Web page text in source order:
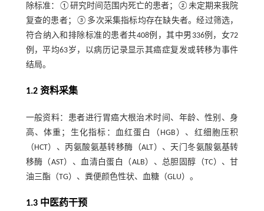
除标准：①研究时间范围内死亡的患者；②未定期来我院
复查的患者；③多次采集指标均存在缺失者。经过筛选，
符合纳入和排除标准的患者共408例，其中男336例，女72
例，平均63岁，以病历记录显示其癌症复发或转移为事件
结局。
1.2 资料采集
一般资料：患者进行胃癌大根治术时间、年龄、性别、身
高、体重；生化指标：血红蛋白（HGB）、红细胞压积
（HCT）、丙氨酸氨基转移酶（ALT）、天门冬氨酸氨基转
移酶（AST）、血清白蛋白（ALB）、总胆固醇（TC）、甘
油三酯（TG）、粪便颜色性状、血糖（GLU）。
1.3 中医药干预